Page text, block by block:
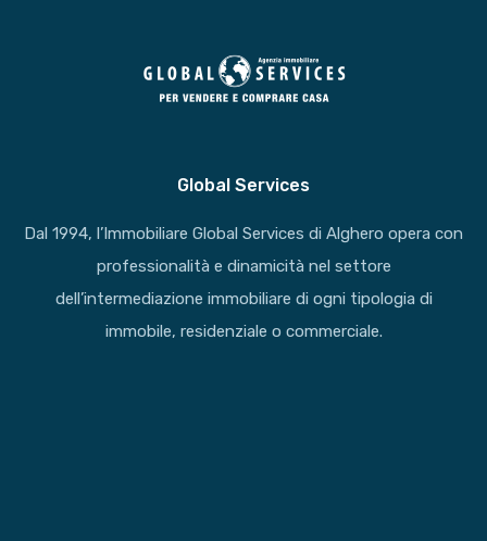
Global Services
Dal 1994, l’Immobiliare Global Services di Alghero opera con
professionalità e dinamicità nel settore
dell’intermediazione immobiliare di ogni tipologia di
immobile, residenziale o commerciale.